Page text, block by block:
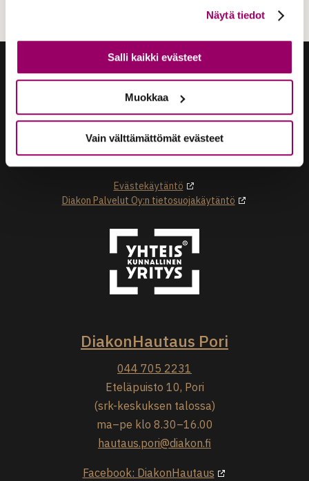
Näytä tiedot
Salli kaikki evästeet
Muokkaa
Vain välttämättömät evästeet
DiakonHautaus | Diakon Palvelut Oy
Länsi-Suomen Diakonialaitos
Evästekäytäntö
Diakon Palvelut Oy:n tietosuojakäytäntö
DiakonHautaus Pori
044 705 2231
Eteläpuisto 10, Pori
(srk-keskuksen talossa)
ma–pe klo 8.30–16.00
hautaus.pori@diakon.fi
Facebook: DiakonHautaus